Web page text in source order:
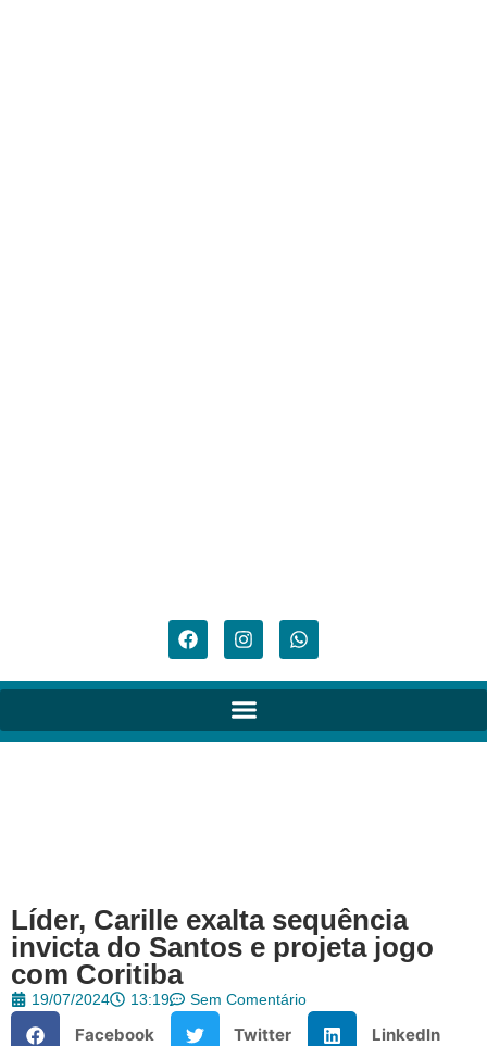
Líder, Carille exalta sequência
invicta do Santos e projeta jogo
com Coritiba
19/07/2024 13:19 Sem Comentário
Facebook Twitter LinkedIn